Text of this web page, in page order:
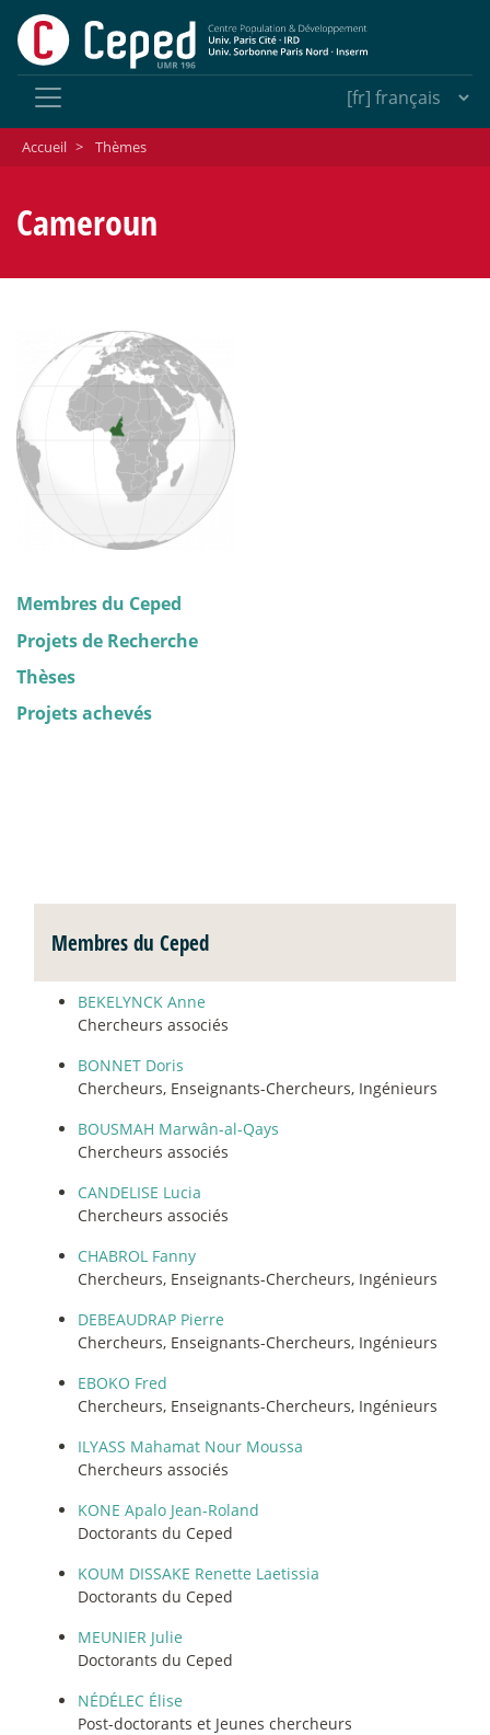
Accueil > Thèmes
Cameroun
Membres du Ceped
Projets de Recherche
Thèses
Projets achevés
Membres du Ceped
BEKELYNCK Anne
Chercheurs associés
BONNET Doris
Chercheurs, Enseignants-Chercheurs, Ingénieurs
BOUSMAH Marwân-al-Qays
Chercheurs associés
CANDELISE Lucia
Chercheurs associés
CHABROL Fanny
Chercheurs, Enseignants-Chercheurs, Ingénieurs
DEBEAUDRAP Pierre
Chercheurs, Enseignants-Chercheurs, Ingénieurs
EBOKO Fred
Chercheurs, Enseignants-Chercheurs, Ingénieurs
ILYASS Mahamat Nour Moussa
Chercheurs associés
KONE Apalo Jean-Roland
Doctorants du Ceped
KOUM DISSAKE Renette Laetissia
Doctorants du Ceped
MEUNIER Julie
Doctorants du Ceped
NÉDÉLEC Élise
Post-doctorants et Jeunes chercheurs